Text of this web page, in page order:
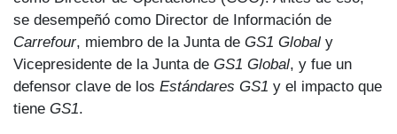
se desempeñó como Director de Información de
Carrefour, miembro de la Junta de GS1 Global y
Vicepresidente de la Junta de GS1 Global, y fue un
defensor clave de los Estándares GS1 y el impacto que
tiene GS1.